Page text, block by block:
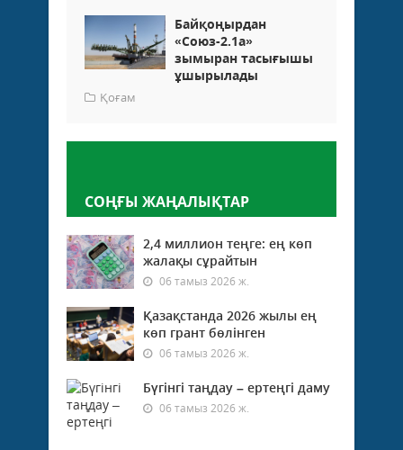
Байқоңырдан
«Союз-2.1а»
зымыран тасығышы
ұшырылады
Қоғам
СОҢҒЫ ЖАҢАЛЫҚТАР
2,4 миллион теңге: ең көп
жалақы сұрайтын
06 тамыз 2026 ж.
Қазақстанда 2026 жылы ең
көп грант бөлінген
06 тамыз 2026 ж.
Бүгінгі таңдау – ертеңгі даму
06 тамыз 2026 ж.